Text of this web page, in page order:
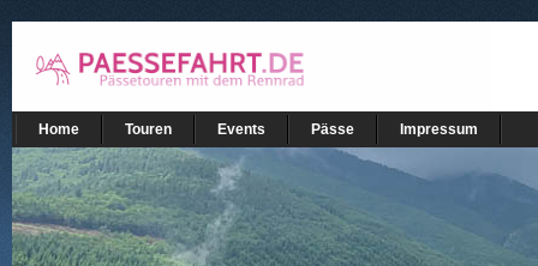
Home Touren Events Pässe Impressum